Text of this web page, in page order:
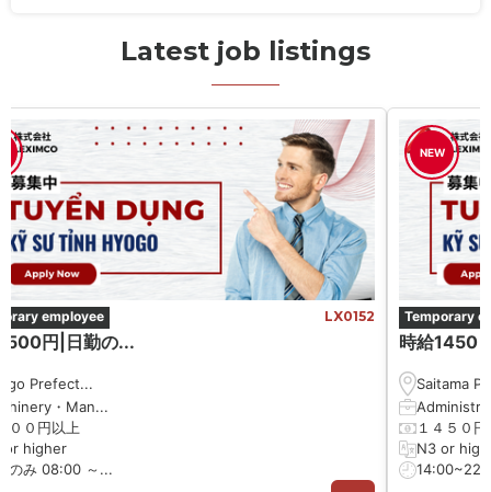
Latest job listings
employee LX0152
円|日勤の...
Prefect...
・Man...
００円以上
or higher
のみ 08:00 ～...
NEW
Temporary
時給1450
Saitama
１４５０
N3 or